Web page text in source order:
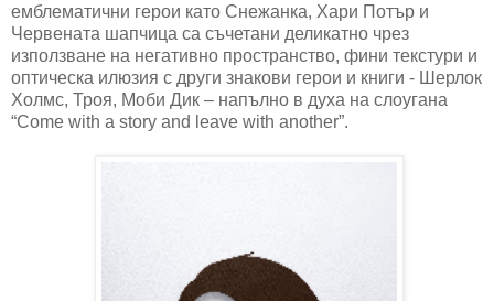
емблематични герои като Снежанка, Хари Потър и
Червената шапчица са съчетани деликатно чрез
използване на негативно пространство, фини текстури и
оптическа илюзия с други знакови герои и книги - Шерлок
Холмс, Троя, Моби Дик – напълно в духа на слоугана
“Come with a story and leave with another”.